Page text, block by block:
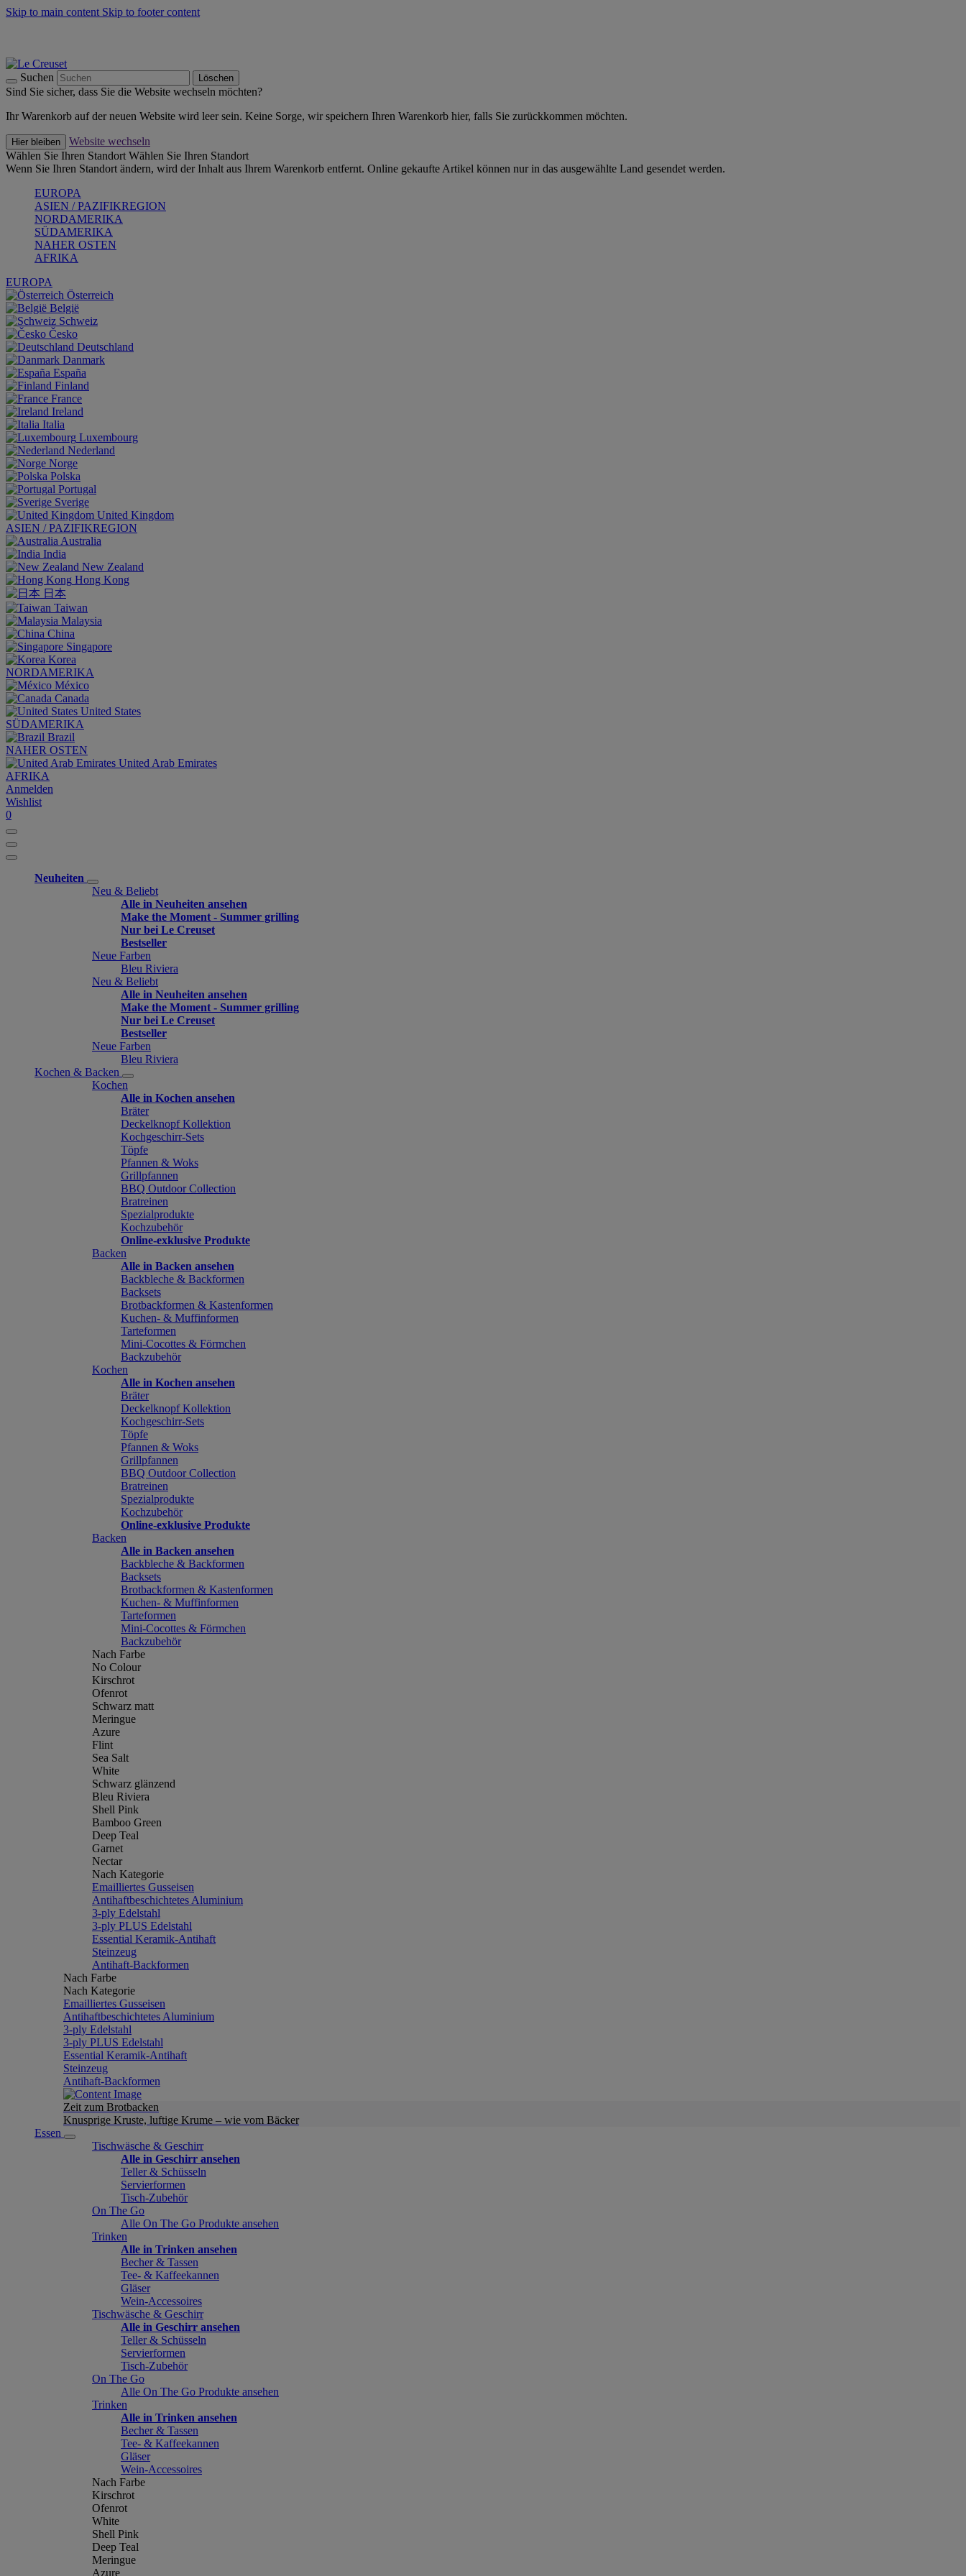
Skip to main content Skip to footer content
Suchen Löschen
Sind Sie sicher, dass Sie die Website wechseln möchten?
Ihr Warenkorb auf der neuen Website wird leer sein. Keine Sorge, wir speichern Ihren Warenkorb hier, falls Sie zurückkommen möchten.
Hier bleiben
Website wechseln
Wählen Sie Ihren Standort Wählen Sie Ihren Standort
Wenn Sie Ihren Standort ändern, wird der Inhalt aus Ihrem Warenkorb entfernt. Online gekaufte Artikel können nur in das ausgewählte Land gesendet werden.
EUROPA
ASIEN / PAZIFIKREGION
NORDAMERIKA
SÜDAMERIKA
NAHER OSTEN
AFRIKA
EUROPA
Österreich
België
Schweiz
Česko
Deutschland
Danmark
España
Finland
France
Ireland
Italia
Luxembourg
Nederland
Norge
Polska
Portugal
Sverige
United Kingdom
ASIEN / PAZIFIKREGION
Australia
India
New Zealand
Hong Kong
日本
Taiwan
Malaysia
China
Singapore
Korea
NORDAMERIKA
México
Canada
United States
SÜDAMERIKA
Brazil
NAHER OSTEN
United Arab Emirates
AFRIKA
Anmelden
Wishlist
0
Neuheiten
Neu & Beliebt
Alle in Neuheiten ansehen
Make the Moment - Summer grilling
Nur bei Le Creuset
Bestseller
Neue Farben
Bleu Riviera
Neu & Beliebt
Alle in Neuheiten ansehen
Make the Moment - Summer grilling
Nur bei Le Creuset
Bestseller
Neue Farben
Bleu Riviera
Kochen & Backen
Kochen
Alle in Kochen ansehen
Bräter
Deckelknopf Kollektion
Kochgeschirr-Sets
Töpfe
Pfannen & Woks
Grillpfannen
BBQ Outdoor Collection
Bratreinen
Spezialprodukte
Kochzubehör
Online-exklusive Produkte
Backen
Alle in Backen ansehen
Backbleche & Backformen
Backsets
Brotbackformen & Kastenformen
Kuchen- & Muffinformen
Tarteformen
Mini-Cocottes & Förmchen
Backzubehör
Kochen
Alle in Kochen ansehen
Bräter
Deckelknopf Kollektion
Kochgeschirr-Sets
Töpfe
Pfannen & Woks
Grillpfannen
BBQ Outdoor Collection
Bratreinen
Spezialprodukte
Kochzubehör
Online-exklusive Produkte
Backen
Alle in Backen ansehen
Backbleche & Backformen
Backsets
Brotbackformen & Kastenformen
Kuchen- & Muffinformen
Tarteformen
Mini-Cocottes & Förmchen
Backzubehör
Nach Farbe
No Colour
Kirschrot
Ofenrot
Schwarz matt
Meringue
Azure
Flint
Sea Salt
White
Schwarz glänzend
Bleu Riviera
Shell Pink
Bamboo Green
Deep Teal
Garnet
Nectar
Nach Kategorie
Emailliertes Gusseisen
Antihaftbeschichtetes Aluminium
3-ply Edelstahl
3-ply PLUS Edelstahl
Essential Keramik-Antihaft
Steinzeug
Antihaft-Backformen
Nach Farbe
Nach Kategorie
Emailliertes Gusseisen
Antihaftbeschichtetes Aluminium
3-ply Edelstahl
3-ply PLUS Edelstahl
Essential Keramik-Antihaft
Steinzeug
Antihaft-Backformen
Zeit zum Brotbacken
Knusprige Kruste, luftige Krume – wie vom Bäcker
Essen
Tischwäsche & Geschirr
Alle in Geschirr ansehen
Teller & Schüsseln
Servierformen
Tisch-Zubehör
On The Go
Alle On The Go Produkte ansehen
Trinken
Alle in Trinken ansehen
Becher & Tassen
Tee- & Kaffeekannen
Gläser
Wein-Accessoires
Tischwäsche & Geschirr
Alle in Geschirr ansehen
Teller & Schüsseln
Servierformen
Tisch-Zubehör
On The Go
Alle On The Go Produkte ansehen
Trinken
Alle in Trinken ansehen
Becher & Tassen
Tee- & Kaffeekannen
Gläser
Wein-Accessoires
Nach Farbe
Kirschrot
Ofenrot
White
Shell Pink
Deep Teal
Meringue
Azure